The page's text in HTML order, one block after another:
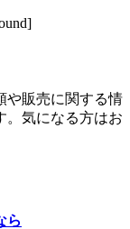
や販売に関する情
。気になる方はお
ら